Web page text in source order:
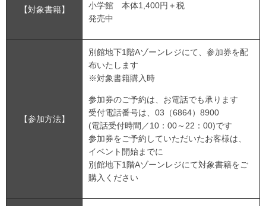
【対象書籍】
小学館 本体1,400円＋税
発売中
【参加方法】
別館地下1階Aゾーンレジにて、参加券を配
布いたします
※対象書籍購入時
参加券のご予約は、お電話でも承ります
受付電話番号は、03（6864）8900
(電話受付時間／10：00～22：00)です
参加券をご予約していただいたお客様は、
イベント開始までに
別館地下1階Aゾーンレジにて対象書籍をご
購入ください